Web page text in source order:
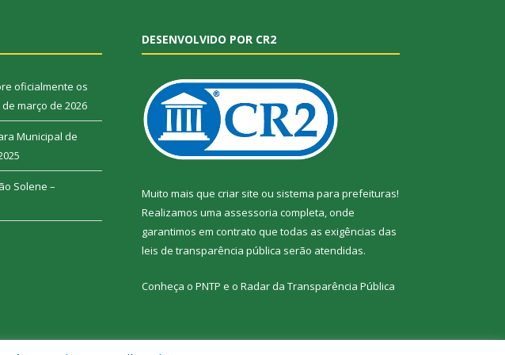
oficialmente os
de março de 2026
Municipal de
Solene –
DESENVOLVIDO POR CR2
Muito mais que criar site ou sistema para prefeituras!
Realizamos uma assessoria completa, onde
garantimos em contrato que todas as exigências das
leis de transparência pública serão atendidas.
Conheça o PNTP e o Radar da Transparência Pública